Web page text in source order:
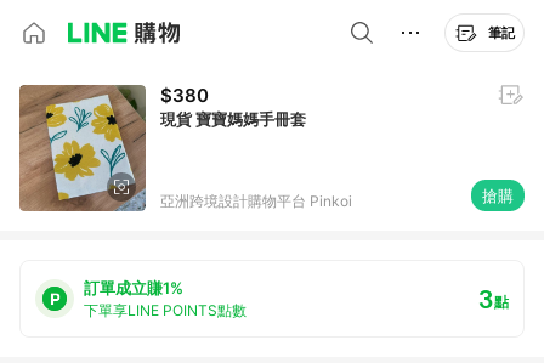
筆記
$380
現貨 寶寶媽媽手冊套
亞洲跨境設計購物平台 Pinkoi 搶購
訂單成立賺1%
下單享LINE POINTS點數 3點